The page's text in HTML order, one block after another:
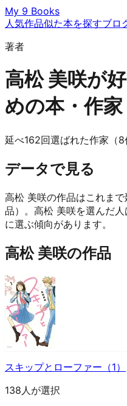
My 9 Books
人気作品似た本を探すブロ
著者
高松 美咲が
めの本・作家
延べ162回選ばれた作家（8
データで見る
高松 美咲の作品はこれま
品）。高松 美咲を選んだ人
に選ぶ傾向があります。
高松 美咲の作品
スキップとローファー（1）
138人が選択